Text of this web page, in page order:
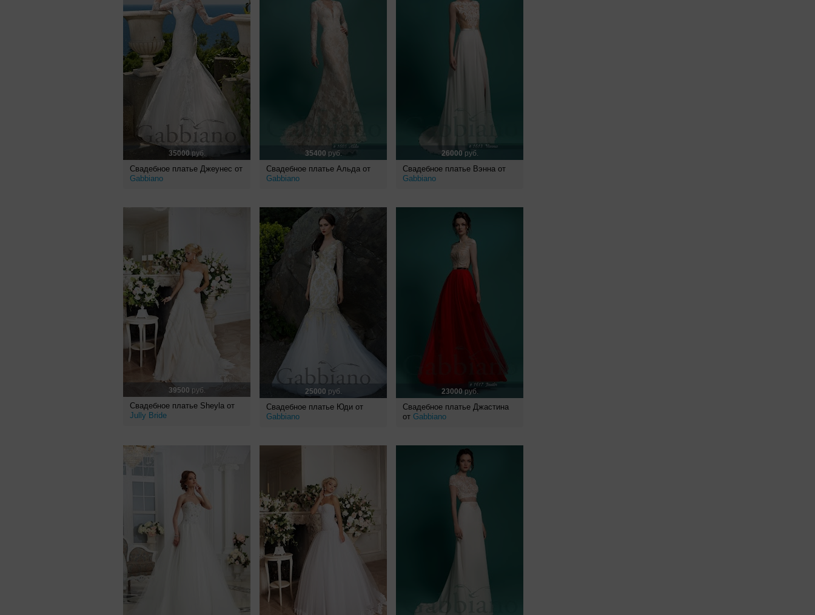
35000руб.
Свадебное платье Джеунес от
Gabbiano
35400 руб.
Свадебное платье Альда от
Gabbiano
26000 руб.
Свадебное платье Вэнна от
Gabbiano
39500 руб.
Свадебное платье Sheyla от
Jully Bride
25000 руб.
Свадебное платье Юди от
Gabbiano
23000руб.
Свадебное платье Джастина
от Gabbiano